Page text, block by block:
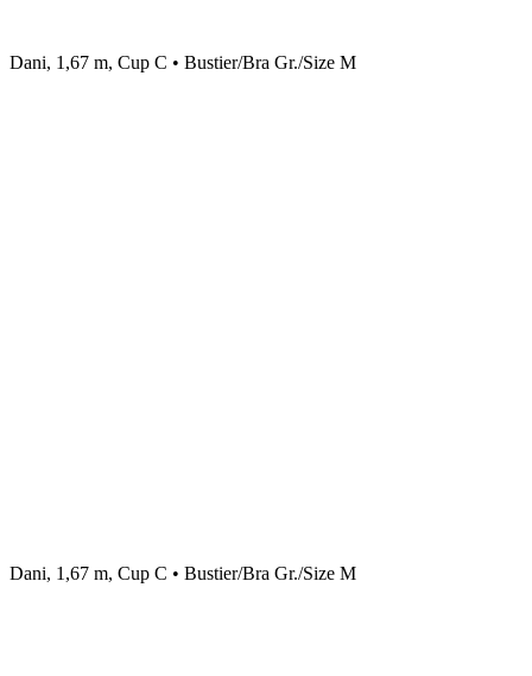
Dani, 1,67 m, Cup C • Bustier/Bra Gr./Size M
Dani, 1,67 m, Cup C • Bustier/Bra Gr./Size M